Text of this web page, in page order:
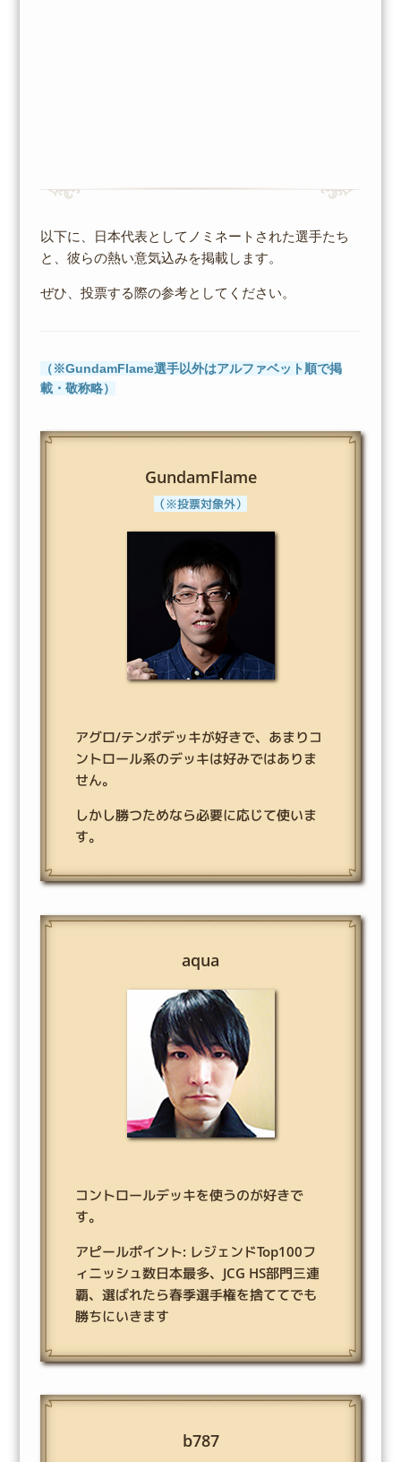
以下に、日本代表としてノミネートされた選手たち
と、彼らの熱い意気込みを掲載します。
ぜひ、投票する際の参考としてください。
（※GundamFlame選手以外はアルファベット順で掲
載・敬称略）
GundamFlame
（※投票対象外）
アグロ/テンポデッキが好きで、あまりコ
ントロール系のデッキは好みではありま
せん。
しかし勝つためなら必要に応じて使いま
す。
aqua
コントロールデッキを使うのが好きで
す。
アピールポイント: レジェンドTop100フ
ィニッシュ数日本最多、JCG HS部門三連
覇、選ばれたら春季選手権を捨ててでも
勝ちにいきます
b787